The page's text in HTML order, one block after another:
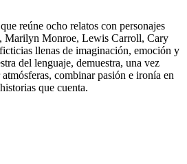
reúne ocho relatos con personajes
Marilyn Monroe, Lewis Carroll, Cary
llenas de imaginación, emoción y
del lenguaje, demuestra, una vez
combinar pasión e ironía en
que cuenta.